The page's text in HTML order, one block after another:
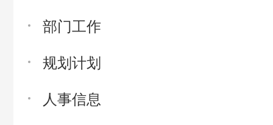
部门工作
规划计划
人事信息